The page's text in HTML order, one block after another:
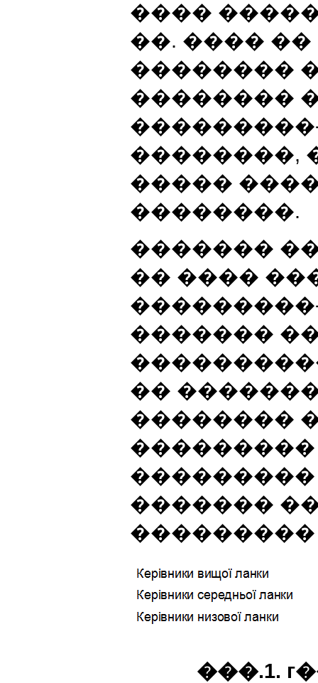
����
��. ����
��������
��������
��������,
�����
��������.
�������
�� ����
�������
��
��������
���������
�������
���������
���.1.